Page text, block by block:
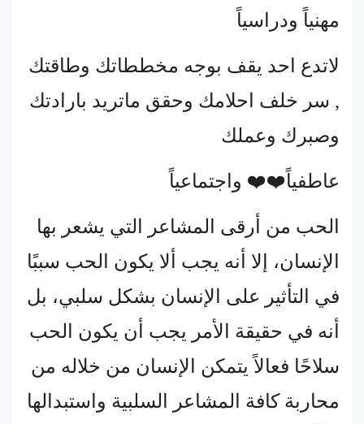
مهنياً ودراسياً
لاتدع احد يقف بوجه مخططاتك وطاقتك
, سر خلف احلامك وحقق ماتريد بارادتك
وصبرك وعملك
عاطفياً❤️❤️ واجتماعياً
الحب من أرقى المشاعر التي يشعر بها
الإنسان، إلا أنه يجب ألا يكون الحب سببًا
في التأثير على الإنسان بشكل سلبي، بل
أنه في حقيقة الأمر يجب أن يكون الحب
سلاحًا فعالاً يتمكن الإنسان من خلاله من
محاربة كافة المشاعر السلبية واستبدالها